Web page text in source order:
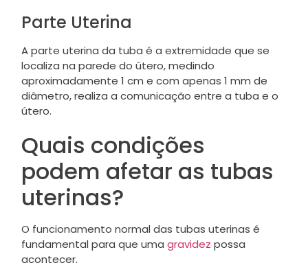
Parte Uterina
A parte uterina da tuba é a extremidade que se
localiza na parede do útero, medindo
aproximadamente 1 cm e com apenas 1 mm de
diâmetro, realiza a comunicação entre a tuba e o
útero.
Quais condições
podem afetar as tubas
uterinas?
O funcionamento normal das tubas uterinas é
fundamental para que uma gravidez possa
acontecer.